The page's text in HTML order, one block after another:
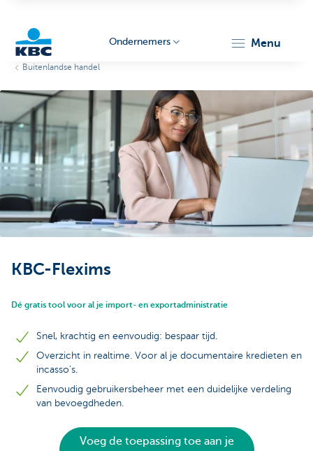
Ondernemers
Ondernemers menu
Buitenlandse handel
KBC-Flexims
Dé gratis tool voor al je import- en exportadministratie
Snel, krachtig en eenvoudig: bespaar tijd.
Overzicht in realtime. Voor al je documentaire kredieten en
incasso’s.
Eenvoudig gebruikersbeheer met een duidelijke verdeling
van bevoegdheden.
Voeg de toepassing toe aan je